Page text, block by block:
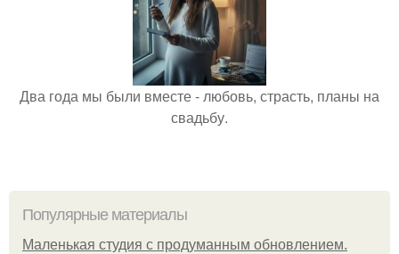
Два года мы были вместе - любовь, страсть, планы на
свадьбу.
Популярные материалы
Маленькая студия с продуманным обновлением.